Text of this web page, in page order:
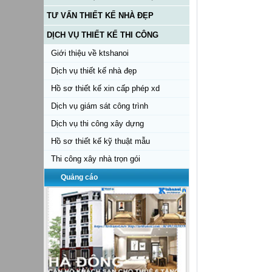
TƯ VẤN THIẾT KẾ NHÀ ĐẸP
DỊCH VỤ THIẾT KẾ THI CÔNG
Giới thiệu về ktshanoi
Dịch vụ thiết kế nhà đẹp
Hồ sơ thiết kế xin cấp phép xd
Dịch vụ giám sát công trình
Dịch vụ thi công xây dựng
Hồ sơ thiết kế kỹ thuật mẫu
Thi công xây nhà trọn gói
Quảng cáo